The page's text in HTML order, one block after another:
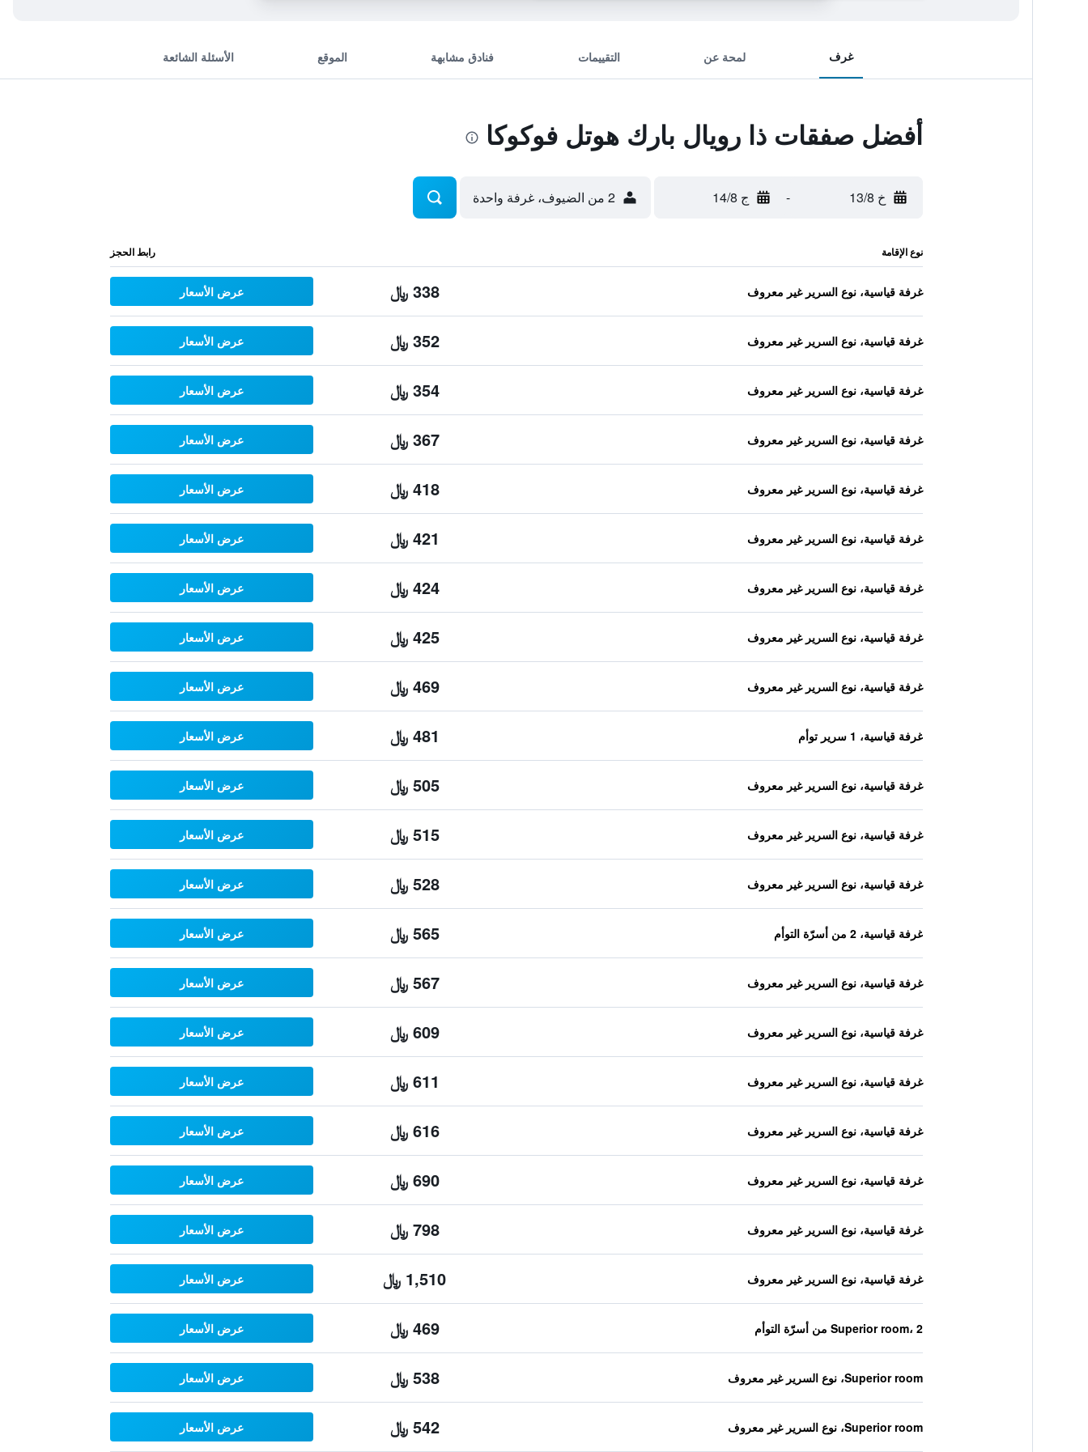
غرف لمحة عن التقييمات فنادق مشابهة الموقع الأسئلة الشائعة
أفضل صفقات ذا رويال بارك هوتل فوكوكا
خ 13/8 - ج 14/8 2 من الضيوف، غرفة واحدة
نوع الإقامة رابط الحجز
غرفة قياسية، نوع السرير غير معروف 338 ﷼ عرض الأسعار
غرفة قياسية، نوع السرير غير معروف 352 ﷼ عرض الأسعار
غرفة قياسية، نوع السرير غير معروف 354 ﷼ عرض الأسعار
غرفة قياسية، نوع السرير غير معروف 367 ﷼ عرض الأسعار
غرفة قياسية، نوع السرير غير معروف 418 ﷼ عرض الأسعار
غرفة قياسية، نوع السرير غير معروف 421 ﷼ عرض الأسعار
غرفة قياسية، نوع السرير غير معروف 424 ﷼ عرض الأسعار
غرفة قياسية، نوع السرير غير معروف 425 ﷼ عرض الأسعار
غرفة قياسية، نوع السرير غير معروف 469 ﷼ عرض الأسعار
غرفة قياسية، 1 سرير توأم 481 ﷼ عرض الأسعار
غرفة قياسية، نوع السرير غير معروف 505 ﷼ عرض الأسعار
غرفة قياسية، نوع السرير غير معروف 515 ﷼ عرض الأسعار
غرفة قياسية، نوع السرير غير معروف 528 ﷼ عرض الأسعار
غرفة قياسية، 2 من أسرّة التوأم 565 ﷼ عرض الأسعار
غرفة قياسية، نوع السرير غير معروف 567 ﷼ عرض الأسعار
غرفة قياسية، نوع السرير غير معروف 609 ﷼ عرض الأسعار
غرفة قياسية، نوع السرير غير معروف 611 ﷼ عرض الأسعار
غرفة قياسية، نوع السرير غير معروف 616 ﷼ عرض الأسعار
غرفة قياسية، نوع السرير غير معروف 690 ﷼ عرض الأسعار
غرفة قياسية، نوع السرير غير معروف 798 ﷼ عرض الأسعار
غرفة قياسية، نوع السرير غير معروف 1,510 ﷼ عرض الأسعار
Superior room، 2 من أسرّة التوأم 469 ﷼ عرض الأسعار
Superior room، نوع السرير غير معروف 538 ﷼ عرض الأسعار
Superior room، نوع السرير غير معروف 542 ﷼ عرض الأسعار